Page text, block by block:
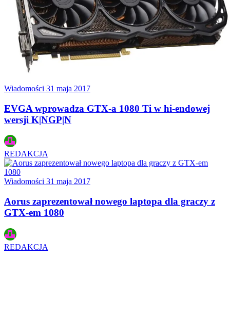
Wiadomości 31 maja 2017
EVGA wprowadza GTX-a 1080 Ti w hi-endowej
wersji K|NGP|N
REDAKCJA
Wiadomości 31 maja 2017
Aorus zaprezentował nowego laptopa dla graczy z
GTX-em 1080
REDAKCJA